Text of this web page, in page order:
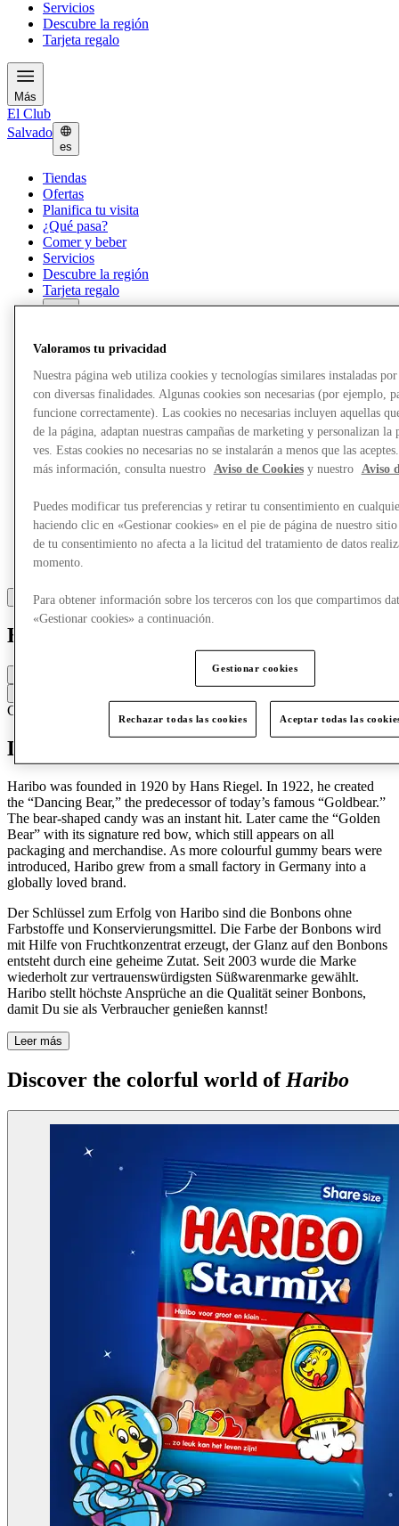
Servicios
Descubre la región
Tarjeta regalo
Más
El Club
Salvado
es
Tiendas
Ofertas
Planifica tu visita
¿Qué pasa?
Comer y beber
Servicios
Descubre la región
Tarjeta regalo
Haribo
Confitería
Discover Haribo
Haribo was founded in 1920 by Hans Riegel. In 1922, he created
the “Dancing Bear,” the predecessor of today’s famous “Goldbear.”
The bear-shaped candy was an instant hit. Later came the “Golden
Bear” with its signature red bow, which still appears on all
packaging and merchandise. As more colourful gummy bears were
introduced, Haribo grew from a small factory in Germany into a
globally loved brand.
Der Schlüssel zum Erfolg von Haribo sind die Bonbons ohne
Farbstoffe und Konservierungsmittel. Die Farbe der Bonbons wird
mit Hilfe von Fruchtkonzentrat erzeugt, der Glanz auf den Bonbons
entsteht durch eine geheime Zutat. Seit 2003 wurde die Marke
wiederholt zur vertrauenswürdigsten Süßwarenmarke gewählt.
Haribo stellt höchste Ansprüche an die Qualität seiner Bonbons,
damit Du sie als Verbraucher genießen kannst!
Leer más
Discover the colorful world of Haribo
Valoramos tu privacidad
Nuestra página web utiliza cookies y tecnologías similares instaladas
con diversas finalidades. Algunas cookies son necesarias (por ejemplo,
funcione correctamente). Las cookies no necesarias incluyen aquellas
de la página, adaptan nuestras campañas de marketing y personalizan la
ves. Estas cookies no necesarias no se instalarán a menos que las
más información, consulta nuestro
Aviso de Cookiesy nuestro Aviso
Puedes modificar tus preferencias y retirar tu consentimiento en
haciendo clic en «Gestionar cookies» en el pie de página de nuestro
de tu consentimiento no afecta a la licitud del tratamiento de datos
momento.
Para obtener información sobre los terceros con los que compartimos
«Gestionar cookies» a continuación.
Gestionar cookies
Rechazar todas las cookies Aceptar todas las